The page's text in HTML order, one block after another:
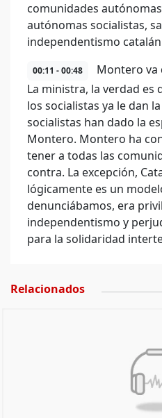
comunidades
autónomas socialistas,
independentismo
00:11 - 00:48
Montero va
La ministra, la verdad es
los socialistas ya le dan
socialistas han dado la
Montero. Montero ha
tener a todas las
contra. La excepción,
lógicamente es un
denunciábamos, era
independentismo y
para la solidaridad
Relacionados